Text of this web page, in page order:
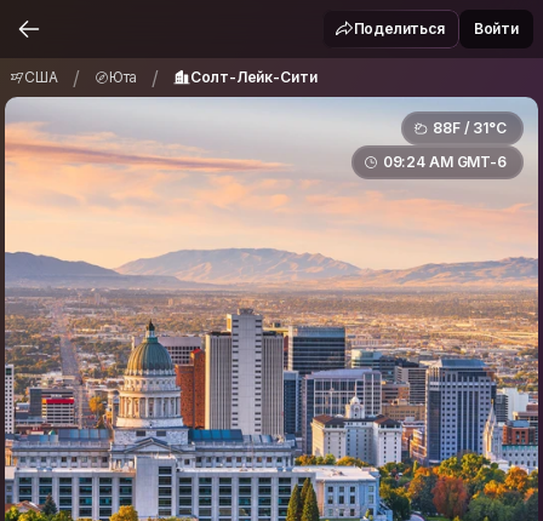
Солт-Лейк-СитиПоделиться Войти
США / Юта / Солт-Лейк-Сити
88F / 31°C
09:24 AM GMT-6